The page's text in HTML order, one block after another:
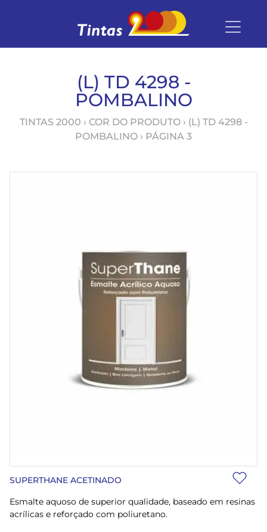
(L) TD 4298 -
POMBALINO
TINTAS 2000 › COR DO PRODUTO › (L) TD 4298 -
POMBALINO › PÁGINA 3
SUPERTHANE ACETINADO
Esmalte aquoso de superior qualidade, baseado em resinas
acrílicas e reforçado com poliuretano.